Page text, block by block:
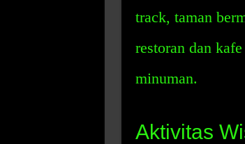
track, taman
restoran dan
minuman.
Aktivitas